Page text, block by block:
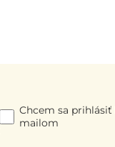
Chcem sa
mailom